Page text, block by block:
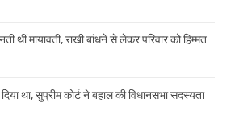
थीं मायावती, राखी बांधने से लेकर परिवार को हिम्मत
था, सुप्रीम कोर्ट ने बहाल की विधानसभा सदस्यता